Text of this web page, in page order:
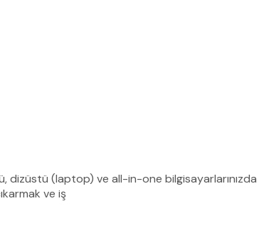
dizüstü (laptop) ve all-in-one bilgisayarlarınızda
ve iş